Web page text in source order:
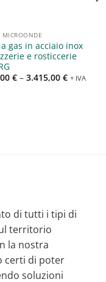
gas in acciaio inox
e rosticcerie
€– 3.415,00 € + IVA
di tutti i tipi di
territorio
la nostra
certi di poter
soluzioni